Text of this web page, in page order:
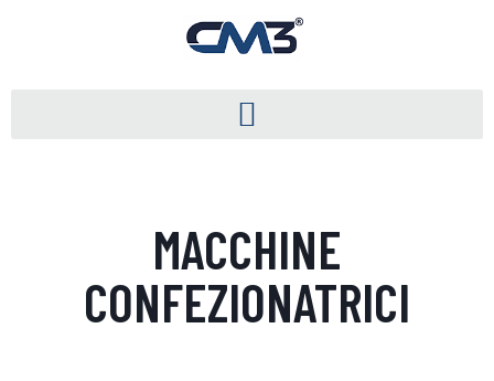
MACCHINE
CONFEZIONATRICI